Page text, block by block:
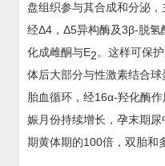
盘组织参与其合成和分泌，
经Δ4，Δ5异构酶及3β-脱氢
化成雌酮与E2。这样可保
体后大部分与性激素结合
胎血循环，经16α-羟化酶
娠月份持续增长，孕末期尿
期黄体期的100倍，双胎和